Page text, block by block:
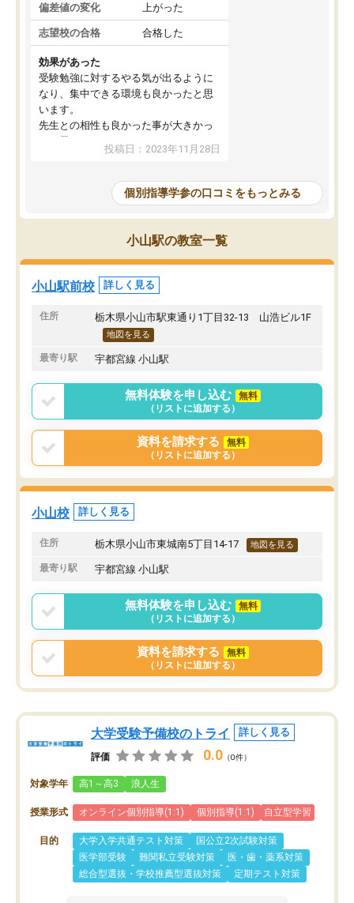
偏差値の変化 上がった
志望校の合格 合格した
効果があった
受験勉強に対するやる気が出るように
なり、集中できる環境も良かったと思
います。
先生との相性も良かった事が大きかっ
たと思います。
投稿日：2023年11月28日
個別指導学参の口コミをもっとみる
小山駅の教室一覧
小山駅前校 詳しく見る
住所 栃木県小山市駅東通り1丁目32-13 山浩ビル1F
地図を見る
最寄り駅 宇都宮線 小山駅
無料体験を申し込む
無料
（リストに追加する）
資料を請求する
無料
（リストに追加する）
小山校 詳しく見る
住所 栃木県小山市東城南5丁目14-17 地図を見る
最寄り駅 宇都宮線 小山駅
無料体験を申し込む
無料
（リストに追加する）
資料を請求する
無料
（リストに追加する）
大学受験予備校のトライ 詳しく見る
評価 0.0 （0件）
対象学年 高1～高3 浪人生
授業形式 オンライン個別指導(1:1) 個別指導(1:1) 自立型学習
目的 大学入学共通テスト対策
国公立2次試験対策
医学部受験
難関私立受験対策
医・歯・薬系対策
総合型選抜・学校推薦型選抜対策
定期テスト対策